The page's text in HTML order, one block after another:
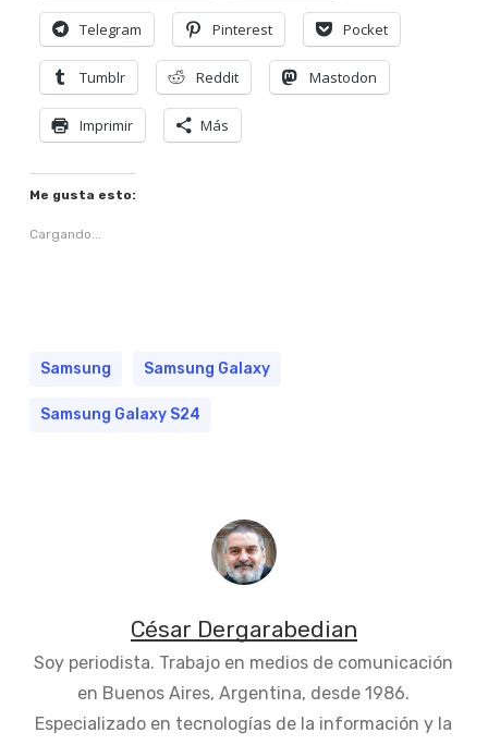
Telegram Pinterest Pocket
Tumblr Reddit Mastodon
Imprimir Más
Me gusta esto:
Cargando...
Samsung Samsung Galaxy
Samsung Galaxy S24
César Dergarabedian
Soy periodista. Trabajo en medios de comunicación
en Buenos Aires, Argentina, desde 1986.
Especializado en tecnologías de la información y la